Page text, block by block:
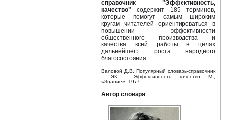
справочник "Эффективность,
качество" содержит 185 терминов,
которые помогут самым широким
кругам читателей ориентироваться в
повышении эффективности
общественного производства и
качества всей работы в целях
дальнейшего роста народного
благосостояния
Валовой Д.В. Популярный словарь-справочник
– ЭК – Эффективность, качество. М.,
«Знание», 1977.
Автор словаря